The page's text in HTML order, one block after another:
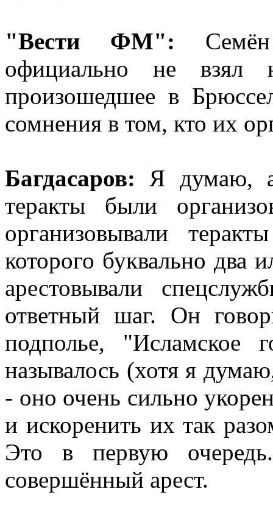
"Вести ФМ": Семён
официально не взял
произошедшее в
сомнения в том, кто их
Багдасаров: Я думаю,
теракты были
организовывали
которого буквально два
арестовывали
ответный шаг. Он
подполье, "Исламское
называлось (хотя я
- оно очень сильно
и искоренить их так
Это в первую
совершённый арест.